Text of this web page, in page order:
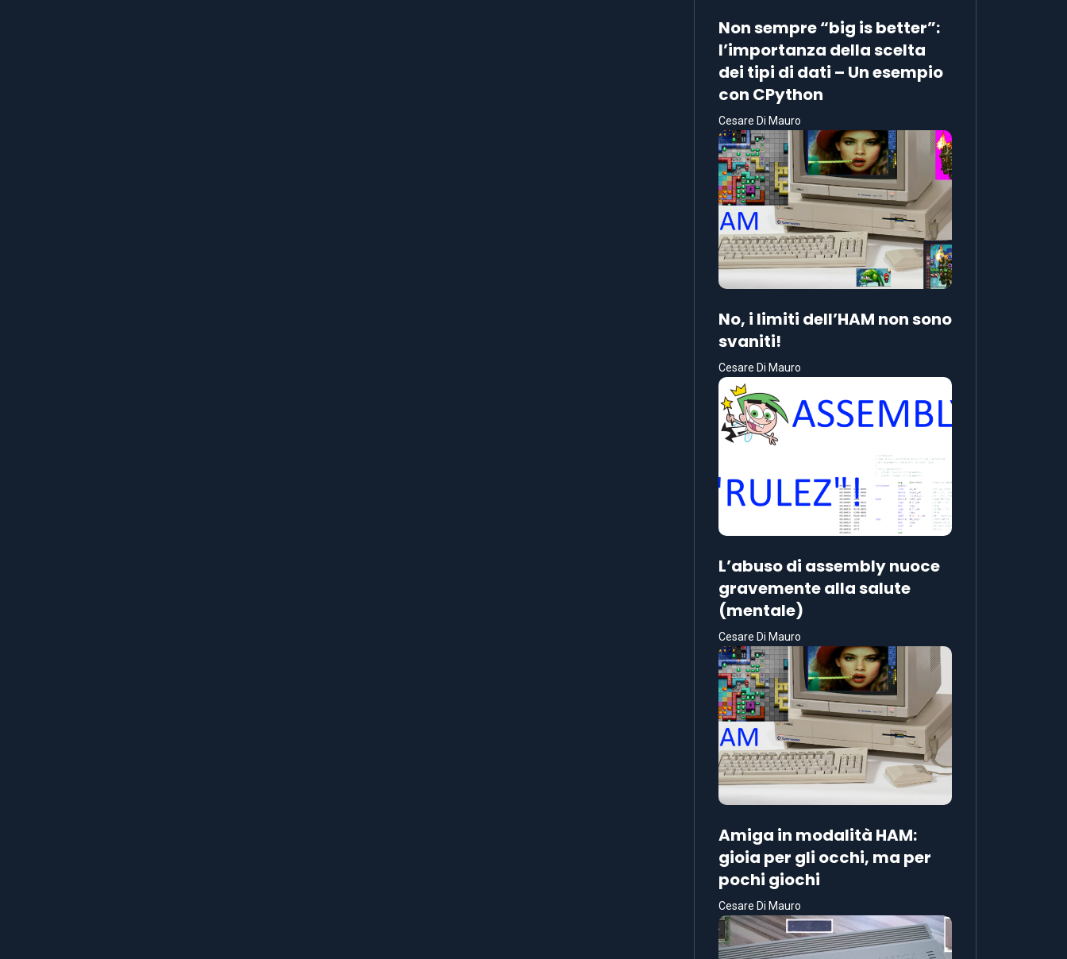
Non sempre “big is better”:
l’importanza della scelta
dei tipi di dati – Un esempio
con CPython
Cesare Di Mauro
No, i limiti dell’HAM non sono
svaniti!
Cesare Di Mauro
L’abuso di assembly nuoce
gravemente alla salute
(mentale)
Cesare Di Mauro
Amiga in modalità HAM:
gioia per gli occhi, ma per
pochi giochi
Cesare Di Mauro